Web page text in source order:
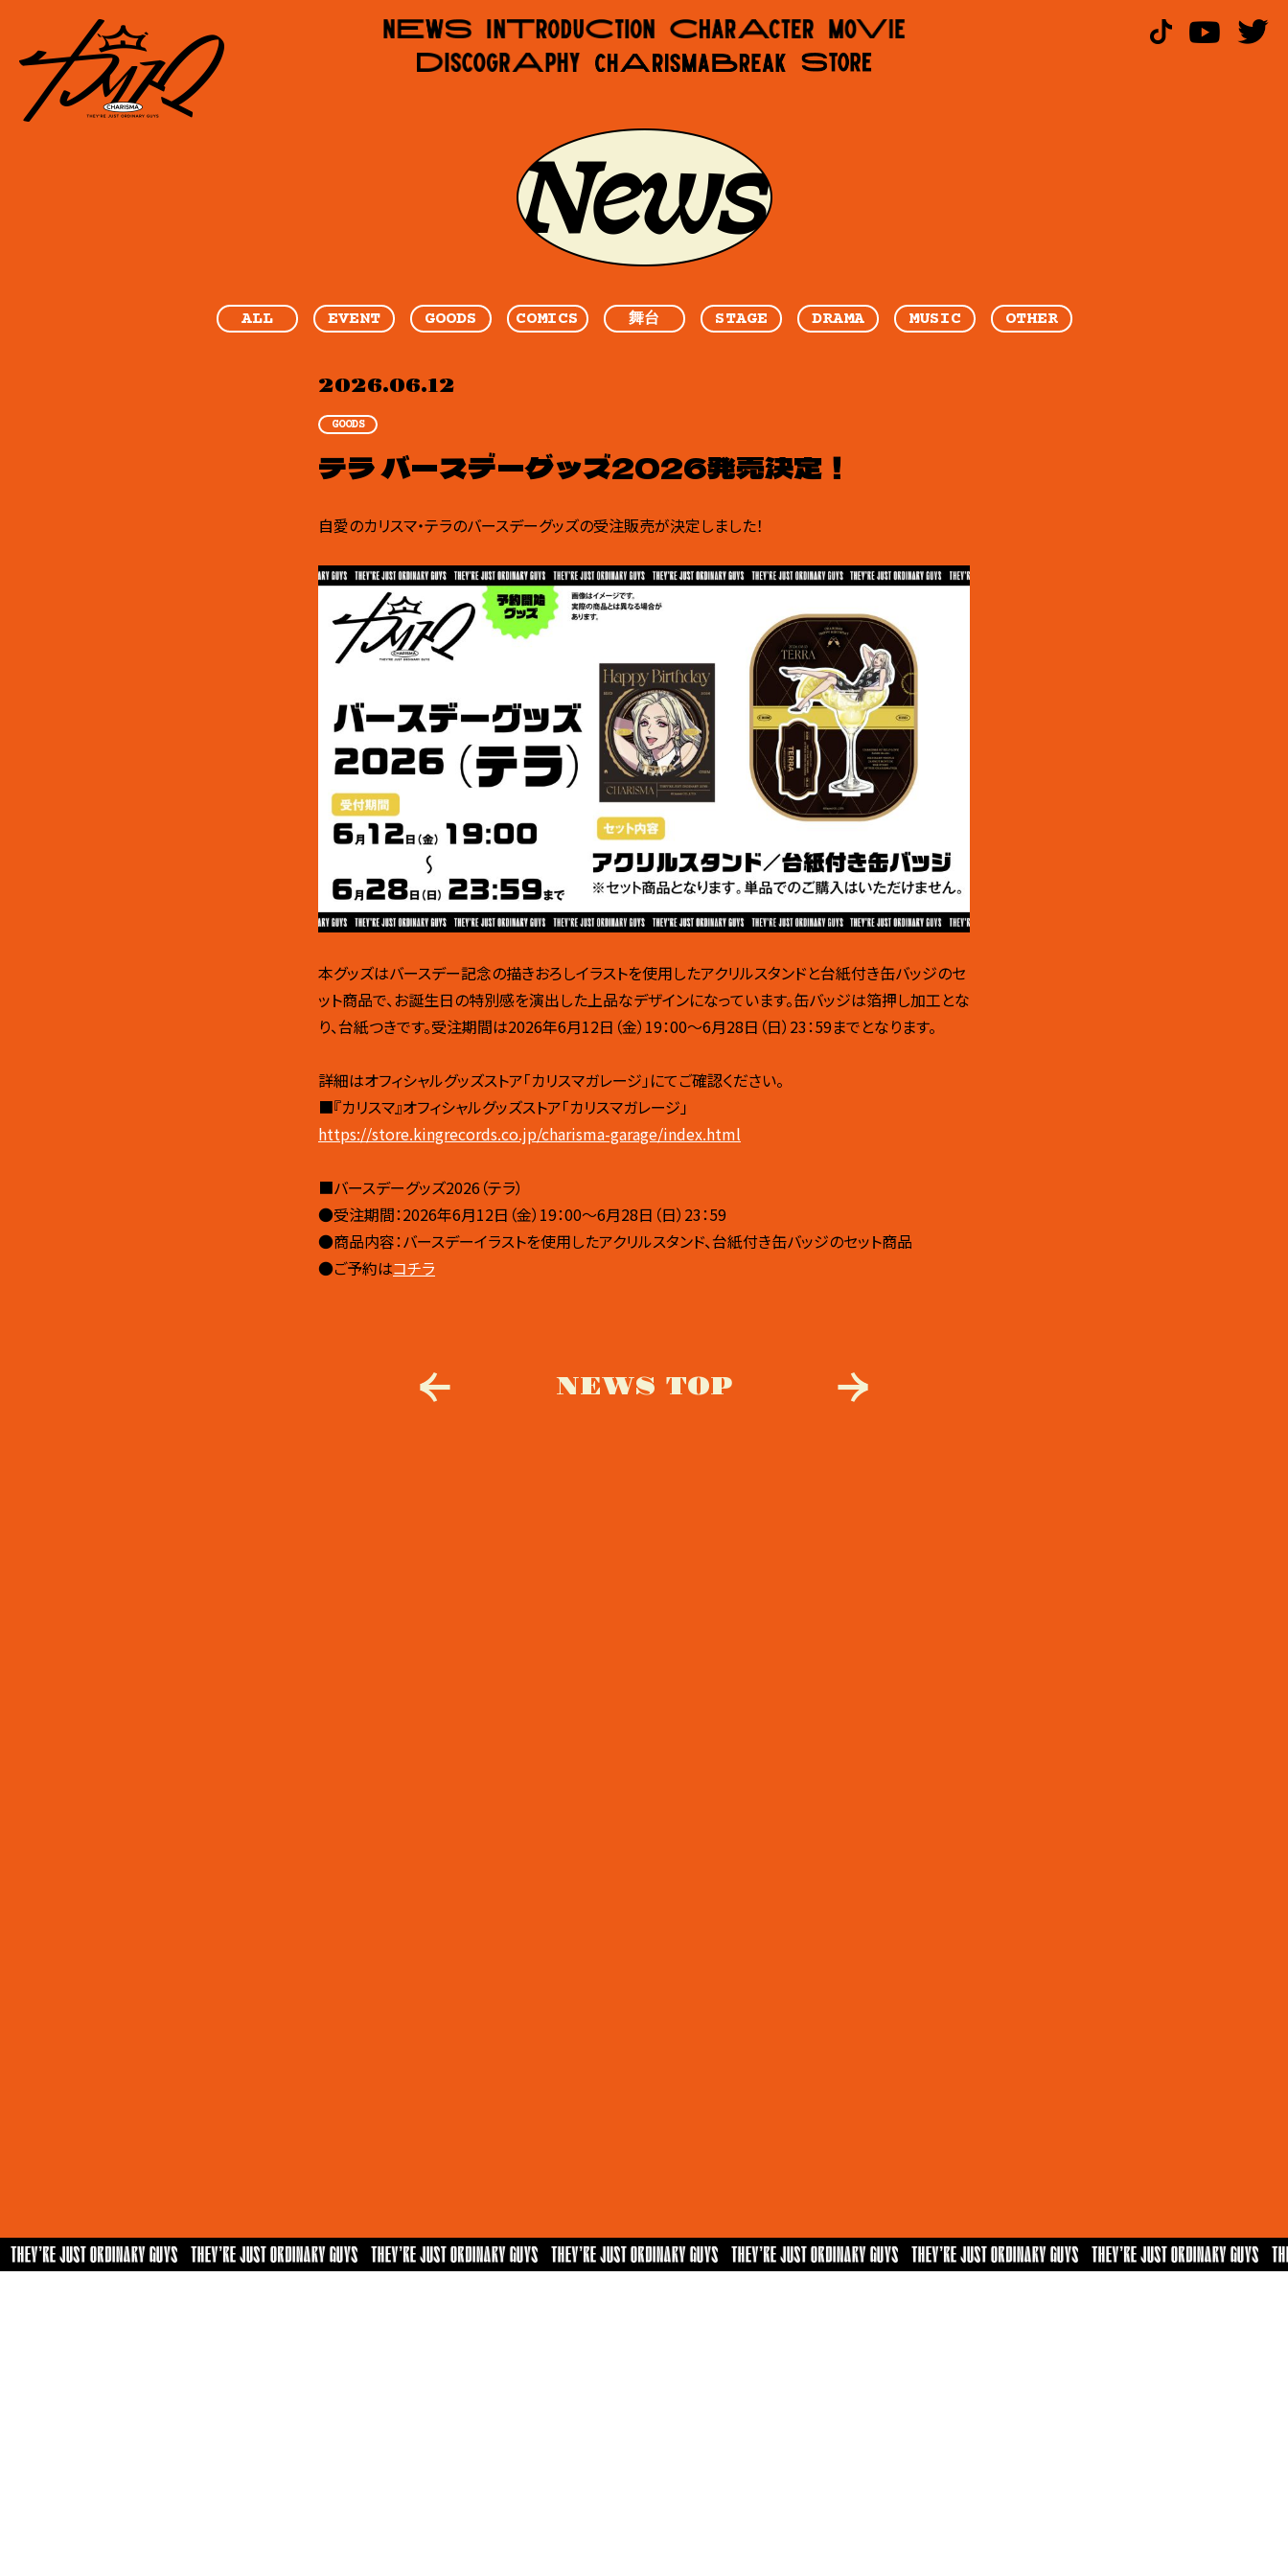
ALL EVENT GOODS COMICS 舞台 STAGE DRAMA MUSIC OTHER
2026.06.12
GOODS
テラ バースデーグッズ2026発売決定！
自愛のカリスマ・テラのバースデーグッズの受注販売が決定しました！
本グッズはバースデー記念の描きおろしイラストを使用したアクリルスタンドと台紙付き缶バッジのセ
ット商品で、お誕生日の特別感を演出した上品なデザインになっています。缶バッジは箔押し加工とな
り、台紙つきです。受注期間は2026年6月12日（金）19：00〜6月28日（日）23：59までとなります。
詳細はオフィシャルグッズストア「カリスマガレージ」にてご確認ください。
■『カリスマ』オフィシャルグッズストア「カリスマガレージ」
https://store.kingrecords.co.jp/charisma-garage/index.html
■バースデーグッズ2026（テラ）
●受注期間：2026年6月12日（金）19：00〜6月28日（日）23：59
●商品内容：バースデーイラストを使用したアクリルスタンド、台紙付き缶バッジのセット商品
●ご予約はコチラ
NEWS TOP